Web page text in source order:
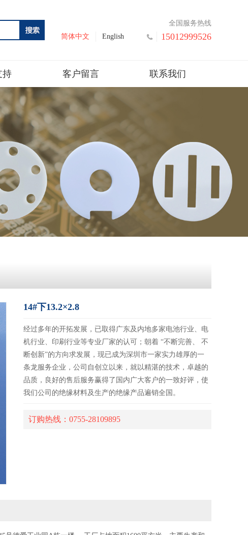
全国服务热线
15012999526
简体中文 English
持 客户留言 联系我们
14#下13.2×2.8
经过多年的开拓发展，已取得广东及内地多家电池行业、电
机行业、印刷行业等专业厂家的认可；朝着 “不断完善、 不
断创新”的方向求发展，现已成为深圳市一家实力雄厚的一
条龙服务企业，公司自创立以来，就以精湛的技术，卓越的
品质，良好的售后服务赢得了国内广大客户的一致好评，使
我们公司的绝缘材料及生产的绝缘产品遍销全国。
订购热线：0755-28109895